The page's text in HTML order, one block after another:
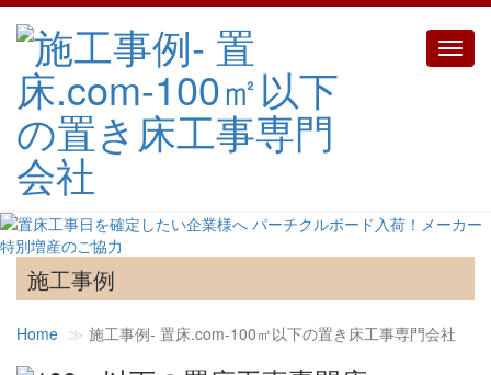
施工事例
Home 施工事例‐ 置床.com-100㎡以下の置き床工事専門会社